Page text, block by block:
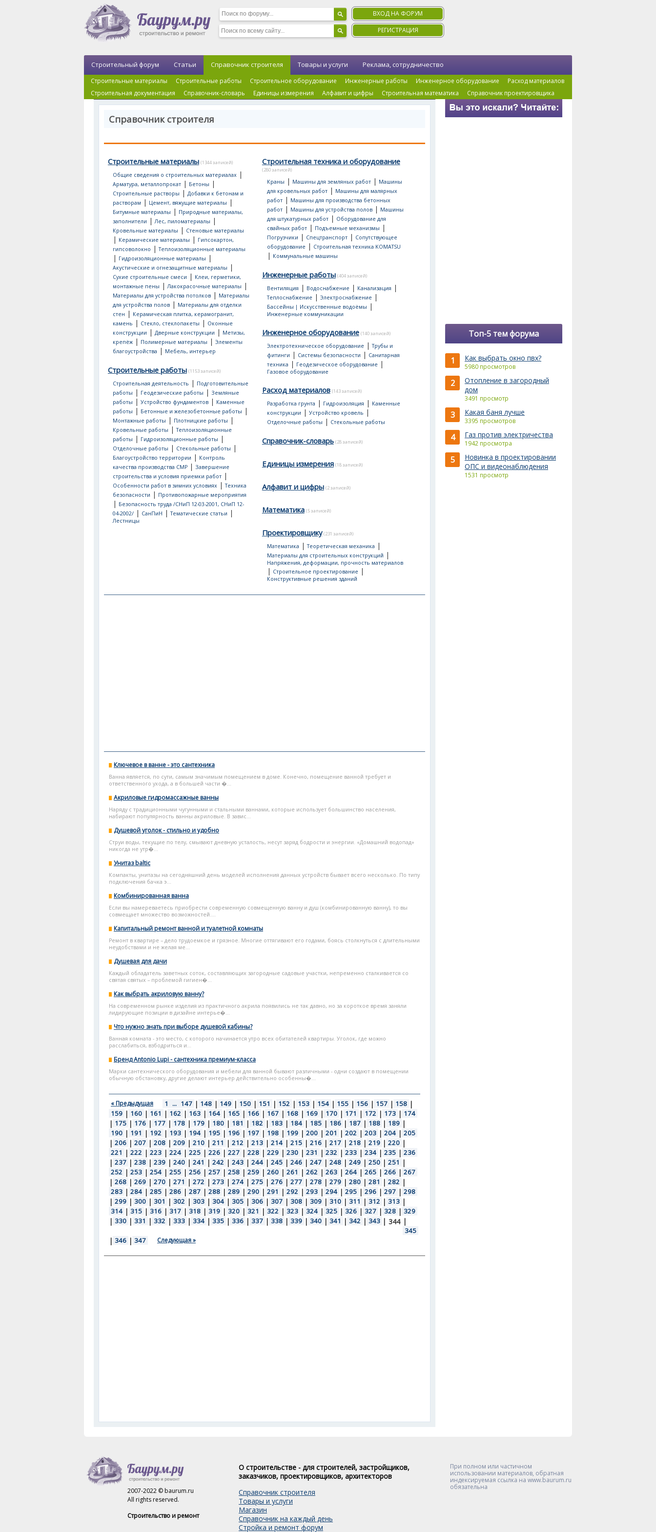
ВХОД НА ФОРУМ
РЕГИСТРАЦИЯ
Строительный форум Статьи Справочник строителя
Строительные материалы Строительные работы Строительное оборудование Инженерные работы Инженерное оборудование
Расход материалов
Строительная документация
Справочник-словарь Единицы измерения Алфавит и цифры Строительная математика Справочник проектировщика
Товары и услуги Реклама, сотрудничество
Справочник строителя
Строительные материалы (1344 записей)
Общие сведения о строительных материалах|
Арматура, металлопрокат| Бетоны |
Строительные растворы | Добавки к бетонам и
растворам | Цемент, вяжущие материалы |
Битумные материалы | Природные материалы,
заполнители |Лес, пиломатериалы |
Кровельные материалы | Стеновые материалы
| Керамические материалы | Гипсокартон,
гипсоволокно |Теплоизоляционные материалы
| Гидроизоляционные материалы |
Акустические и огнезащитные материалы |
Сухие строительные смеси | Клеи, герметики,
монтажные пены |Лакокрасочные материалы |
Материалы для устройства потолков| Материалы
для устройства полов| Материалы для отделки
стен | Керамическая плитка, керамогранит,
камень | Стекло, стеклопакеты | Оконные
конструкции | Дверные конструкции | Метизы,
крепёж| Полимерные материалы | Элементы
благоустройства | Мебель, интерьер
Строительные работы (1153 записей)
Строительная деятельность | Подготовительные
работы | Геодезические работы | Земляные
работы | Устройство фундаментов| Каменные
работы | Бетонные и железобетонные работы |
Монтажные работы | Плотницкие работы |
Кровельные работы |Теплоизоляционные
работы | Гидроизоляционные работы |
Отделочные работы | Стекольные работы |
Благоустройство территории | Контроль
качества производства СМР| Завершение
строительства и условия приемки работ|
Особенности работ в зимних условиях|Техника
безопасности | Противопожарные мероприятия
| Безопасность труда /СНиП 12-03-2001, СНиП 12-
04-2002/| СанПиН |Тематические статьи |
Лестницы
Строительная техника и оборудование
(280 записей)
Краны | Машины для земляных работ| Машины
для кровельных работ| Машины для малярных
работ| Машины для производства бетонных
работ| Машины для устройства полов| Машины
для штукатурных работ| Оборудование для
свайных работ| Подъемные механизмы |
Погрузчики | Спецтранспорт| Сопутствующее
оборудование | Строительная техника KOMATSU
| Коммунальные машины
Инженерные работы (404 записей)
Вентиляция | Водоснабжение | Канализация |
Теплоснабжение | Электроснабжение |
Бассейны | Искусственные водоёмы |
Инженерные коммуникации
Инженерное оборудование (140 записей)
Электротехническое оборудование |Трубы и
фитинги | Системы безопасности | Санитарная
техника | Геодезическое оборудование |
Газовое оборудование
Расход материалов (143 записей)
Разработка грунта | Гидроизоляция | Каменные
конструкции | Устройство кровель |
Отделочные работы | Стекольные работы
Справочник-словарь (28 записей)
Единицы измерения (18 записей)
Алфавит и цифры (2 записей)
Математика (5 записей)
Проектировщику (231 записей)
Математика |Теоретическая механика |
Материалы для строительных конструкций |
Напряжения, деформации, прочность материалов
| Строительное проектирование |
Конструктивные решения зданий
Ключевое в ванне - это сантехника
Ванна является, по сути, самым значимым помещением в доме. Конечно, помещение ванной требует и
ответственного ухода, а в большей части �...
Акриловые гидромассажные ванны
Наряду с традиционными чугунными и стальными ваннами, которые использует большинство населения,
набирают популярность ванны акриловые. В завис...
Душевой уголок - стильно и удобно
Струи воды, текущие по телу, смывают дневную усталость, несут заряд бодрости и энергии. «Домашний водопад»
никогда не утр�...
Унитаз baltic
Компакты, унитазы на сегодняшний день моделей исполнения данных устройств бывает всего несколько. По типу
подключения бачка э...
Комбинированная ванна
Если вы намереваетесь приобрести современную совмещенную ванну и душ (комбинированную ванну), то вы
совмещает множество возможностей....
Капитальный ремонт ванной и туалетной комнаты
Ремонт в квартире – дело трудоемкое и грязное. Многие оттягивают его годами, боясь столкнуться с длительными
неудобствами и не желая ме...
Душевая для дачи
Каждый обладатель заветных соток, составляющих загородные садовые участки, непременно сталкивается со
святая святых – проблемой гигиен�...
Как выбрать акриловую ванну?
На современном рынке изделия из практичного акрила появились не так давно, но за короткое время заняли
лидирующие позиции в дизайне интерье�...
Что нужно знать при выборе душевой кабины?
Ванная комната - это место, с которого начинается утро всех обитателей квартиры. Уголок, где можно
расслабиться, взбодриться и...
Бренд Antonio Lupi - сантехника премиум-класса
Марки сантехнического оборудования и мебели для ванной бывают различными - одни создают в помещении
обычную обстановку, другие делают интерьер действительно особенны�...
« Предыдущая 1 ... 147 | 148 | 149 | 150 | 151 | 152 | 153 | 154 | 155 | 156 | 157 | 158 |
159 | 160 | 161 | 162 | 163 | 164 | 165 | 166 | 167 | 168 | 169 | 170 | 171 | 172 | 173 | 174
| 175 | 176 | 177 | 178 | 179 | 180 | 181 | 182 | 183 | 184 | 185 | 186 | 187 | 188 | 189 |
190 | 191 | 192 | 193 | 194 | 195 | 196 | 197 | 198 | 199 | 200 | 201 | 202 | 203 | 204 | 205
| 206 | 207 | 208 | 209 | 210 | 211 | 212 | 213 | 214 | 215 | 216 | 217 | 218 | 219 | 220 |
221 | 222 | 223 | 224 | 225 | 226 | 227 | 228 | 229 | 230 | 231 | 232 | 233 | 234 | 235 | 236
| 237 | 238 | 239 | 240 | 241 | 242 | 243 | 244 | 245 | 246 | 247 | 248 | 249 | 250 | 251 |
252 | 253 | 254 | 255 | 256 | 257 | 258 | 259 | 260 | 261 | 262 | 263 | 264 | 265 | 266 | 267
| 268 | 269 | 270 | 271 | 272 | 273 | 274 | 275 | 276 | 277 | 278 | 279 | 280 | 281 | 282 |
283 | 284 | 285 | 286 | 287 | 288 | 289 | 290 | 291 | 292 | 293 | 294 | 295 | 296 | 297 | 298
| 299 | 300 | 301 | 302 | 303 | 304 | 305 | 306 | 307 | 308 | 309 | 310 | 311 | 312 | 313 |
314 | 315 | 316 | 317 | 318 | 319 | 320 | 321 | 322 | 323 | 324 | 325 | 326 | 327 | 328 | 329
| 330 | 331 | 332 | 333 | 334 | 335 | 336 | 337 | 338 | 339 | 340 | 341 | 342 | 343 | 344 |
345
| 346 | 347 Следующая »
Топ-5 тем форума
1 Как выбрать окно пвх?
5980 просмотров
2
Отопление в загородный
дом
3491 просмотр
3 Какая баня лучше
3395 просмотров
4 Газ против электричества
1942 просмотра
5
Новинка в проектировании
ОПС и видеонаблюдения
1531 просмотр
2007-2022 © baurum.ru
All rights reserved.
Строительство и ремонт
О строительстве - для строителей, застройщиков,
заказчиков, проектировщиков, архитекторов
Справочник строителя
Товары и услуги
Магазин
Справочник на каждый день
Стройка и ремонт форум
При полном или частичном
использовании материалов, обратная
индексируемая ссылка на www.baurum.ru
обязательна